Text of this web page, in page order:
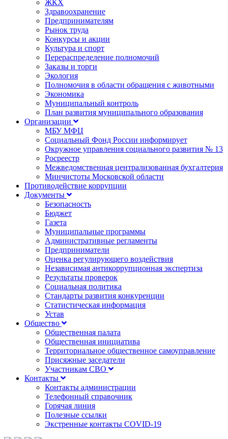
ЖКХ
Здравоохранение
Предпринимателям
Рынок труда
Конкурсы и акции
Культура и спорт
Перераспределение полномочий
Заказы и торги
Экология
Полномочия в области обращения с животными
Экономика
Муниципальный контроль
План развития муниципального образования
Организации
МБУ МФЦ
Социальный Фонд России информирует
Окружное управления социального развития № 13
Росреестр
Межведомственная централизованная бухгалтерия
Минчистоты Московской области
Противодействие коррупции
Документы
Безопасность
Бюджет
Газета
Муниципальные программы
Административные регламенты
Предприниматели
Оценка регулирующего воздействия
Независимая антикоррупционная экспертиза
Результаты проверок
Социальная политика
Стандарты развития конкуренции
Статистическая информация
Устав
Общество
Общественная палата
Общественная инициатива
Территориальное общественное самоуправление
Присяжные заседатели
Участникам СВО
Контакты
Контакты администрации
Телефонный справочник
Горячая линия
Полезные ссылки
Экстренные контакты COVID-19